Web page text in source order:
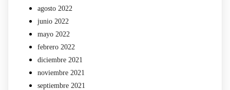
agosto 2022
junio 2022
mayo 2022
febrero 2022
diciembre 2021
noviembre 2021
septiembre 2021